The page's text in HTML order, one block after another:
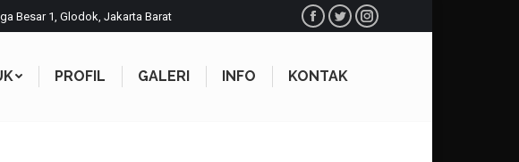
Besar 1, Glodok, Jakarta Barat Facebook
TwitterInstagram
PROFIL GALERI INFO KONTAK
PROFIL GALERI INFO KONTAK